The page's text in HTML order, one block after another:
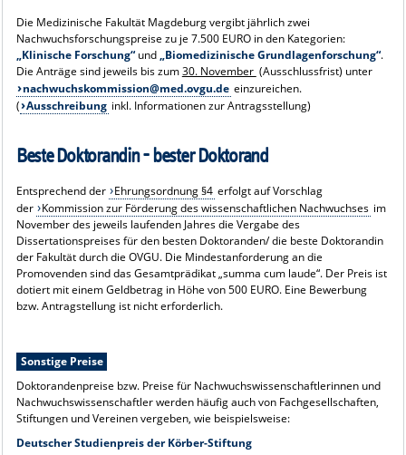
Die Medizinische Fakultät Magdeburg vergibt jährlich zwei
Nachwuchsforschungspreise zu je 7.500 EURO in den Kategorien:
„Klinische Forschung“und„Biomedizinische Grundlagenforschung“.
Die Anträge sind jeweils bis zum30. November (Ausschlussfrist) unter
nachwuchskommission@med.ovgu.de einzureichen.
( Ausschreibung inkl. Informationen zur Antragsstellung)
Beste Doktorandin - bester Doktorand
Entsprechend der Ehrungsordnung §4 erfolgt auf Vorschlag
der Kommission zur Förderung des wissenschaftlichen Nachwuchses im
November des jeweils laufenden Jahres die Vergabe des
Dissertationspreises für den besten Doktoranden/ die beste Doktorandin
der Fakultät durch die OVGU. Die Mindestanforderung an die
Promovenden sind das Gesamtprädikat „summa cum laude“. Der Preis ist
dotiert mit einem Geldbetrag in Höhe von 500 EURO. Eine Bewerbung
bzw. Antragstellung ist nicht erforderlich.
Sonstige Preise
Doktorandenpreise bzw. Preise für Nachwuchswissenschaftlerinnen und
Nachwuchswissenschaftler werden häufig auch von Fachgesellschaften,
Stiftungen und Vereinen vergeben, wie beispielsweise:
Deutscher Studienpreis der Körber-Stiftung